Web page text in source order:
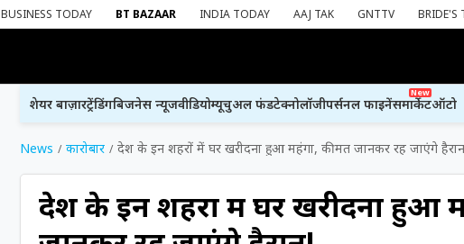
BUSINESS TODAY BT BAZAAR INDIA TODAY AAJ TAK GNTTV BRIDE'S
शेयर बाज़ारट्रेंडिंगबिजनेस न्यूजवीडियोम्यूचुअल फंडटेक्नोलॉजीपर्सनल फाइनेंस
New
मार्केटऑटो
News कारोबार देश के इन शहरों में घर खरीदना हुआ महंगा, कीमत जानकर रह जाएंगे
देश के इन शहरों में घर खरीदना हुआ